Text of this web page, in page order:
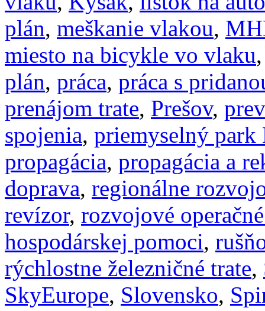
plán, meškanie vlakou,
miesto na bicykle vo vlaku
plán, práca, práca s
prenájom trate, Prešov,
spojenia, priemyselný park
propagácia, propagácia a
doprava, regionálne
revízor, rozvojové
hospodárskej pomoci,
rýchlostne železničné trate,
SkyEurope, Slovensko,